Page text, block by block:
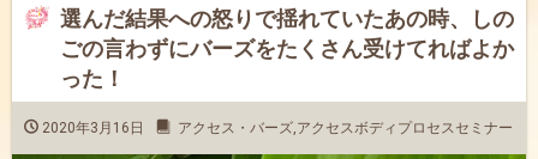
選んだ結果への怒りで揺れていたあの時、しの
ごの言わずにバーズをたくさん受けてればよか
った！
2020年3月16日 アクセス・バーズ,アクセスボディプロセスセミナー